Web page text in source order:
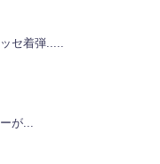
セ着弾.....
が...